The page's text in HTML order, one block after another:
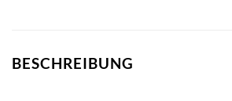
BESCHREIBUNG